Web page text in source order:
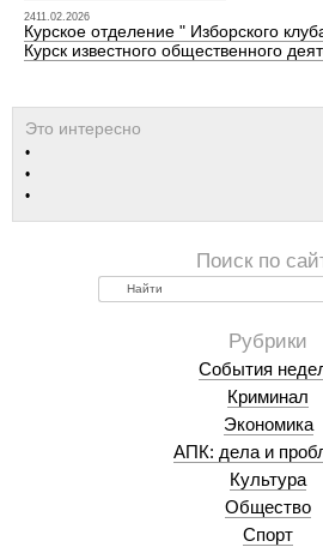
2411.02.2026
Курское отделение " Изборского
Курск известного общественного
Найти
События
Криминал
Экономика
АПК: дела и
Культура
Общество
Спорт